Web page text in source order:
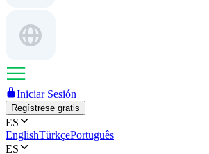
Iniciar Sesión
Regístrese gratis
ES
EnglishTürkçePortuguês
ES